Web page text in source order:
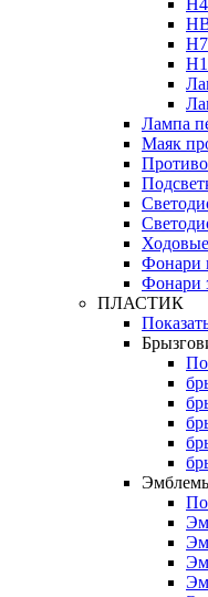
H4
H7
Лампа
Маяк
Фонари
Фонари
ПЛАСТИК